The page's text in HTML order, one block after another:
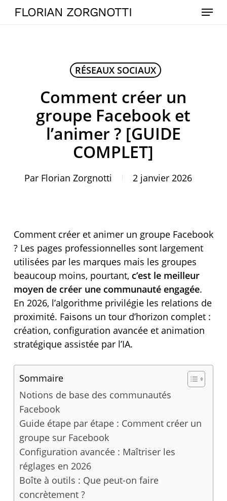
SkipFLORIAN ZORGNOTTI Menu
RÉSEAUX SOCIAUX
Comment créer un
groupe Facebook et
l’animer ? [GUIDE
COMPLET]
Par Florian Zorgnotti 2 janvier 2026
Comment créer et animer un groupe Facebook
? Les pages professionnelles sont largement
utilisées par les marques mais les groupes
beaucoup moins, pourtant, c’est le meilleur
moyen de créer une communauté engagée.
En 2026, l’algorithme privilégie les relations de
proximité. Faisons un tour d’horizon complet :
création, configuration avancée et animation
stratégique assistée par l’IA.
Sommaire
Notions de base des communautés
Facebook
Guide étape par étape : Comment créer un
groupe sur Facebook
Configuration avancée : Maîtriser les
réglages en 2026
Boîte à outils : Que peut-on faire
concrètement ?